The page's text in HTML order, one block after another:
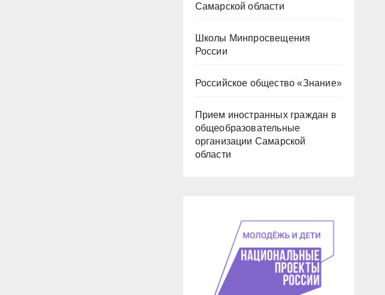
Самарской области
Школы Минпросвещения
России
Российское общество «Знание»
Прием иностранных граждан в
общеобразовательные
организации Самарской
области